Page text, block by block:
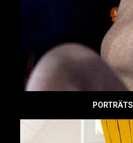
PORTRÄTS